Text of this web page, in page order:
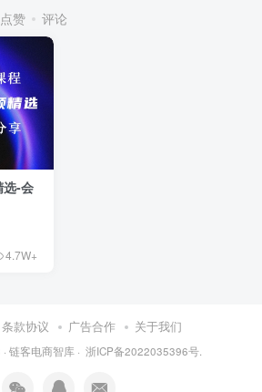
点赞 评论
-会
4.7W+
条款协议 广告合作 关于我们
链客电商智库 · 浙ICP备2022035396号.